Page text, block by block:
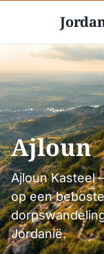
Home/Destinations/
Ajloun
Ajloun Kasteel
op een
Jordanië.